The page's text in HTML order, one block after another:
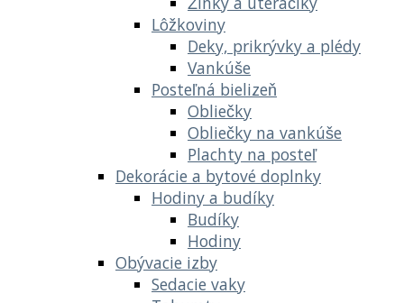
Lôžkoviny
Deky, prikrývky a plédy
Vankúše
Posteľná bielizeň
Obliečky
Obliečky na vankúše
Plachty na posteľ
Dekorácie a bytové doplnky
Hodiny a budíky
Budíky
Hodiny
Obývacie izby
Sedacie vaky